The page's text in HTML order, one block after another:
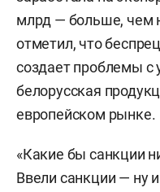
млрд — больше, чем
отметил, что
создает проблемы с
белорусская
европейском рынке.
«Какие бы санкции
Ввели санкции — ну